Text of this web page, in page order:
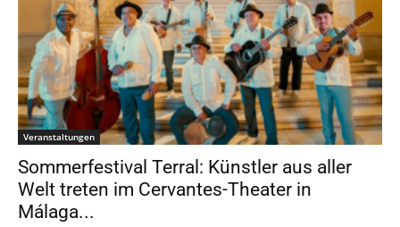
Veranstaltungen
Sommerfestival Terral: Künstler aus aller
Welt treten im Cervantes-Theater in
Málaga...